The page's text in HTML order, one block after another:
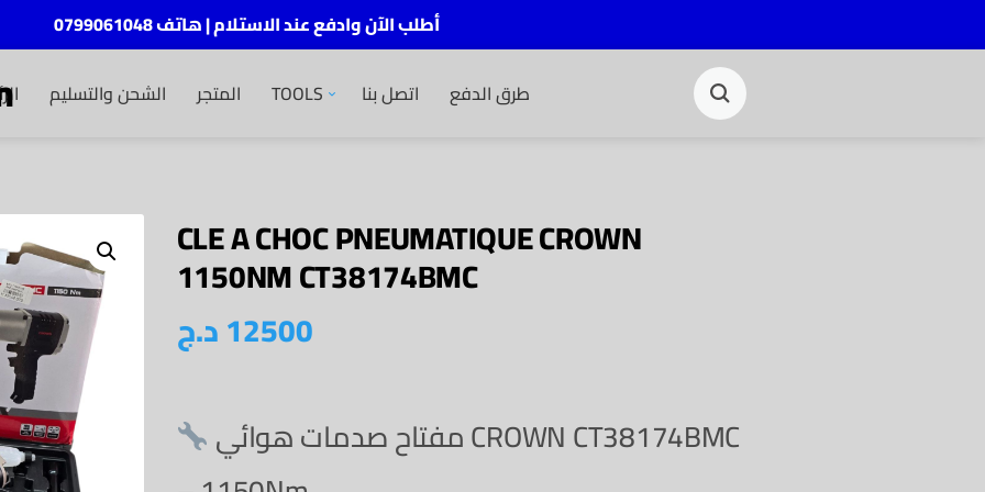
أطلب الآن وادفع عند الاستلام | هاتف 0799061048
الشحن والتسليم المتجر TOOLS اتصل بنا طرق الدفع
CLE A CHOC PNEUMATIQUE CROWN
1150NM CT38174BMC
12500د.ج